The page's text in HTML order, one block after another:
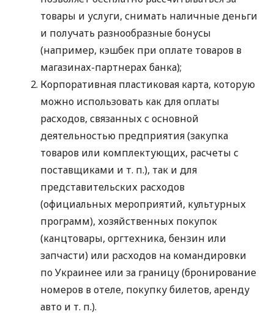
товары и услуги, снимать наличные деньги
и получать разнообразные бонусы
(например, кэшбек при оплате товаров в
магазинах-партнерах банка);
Корпоративная пластиковая карта, которую
можно использовать как для оплаты
расходов, связанных с основной
деятельностью предприятия (закупка
товаров или комплектующих, расчеты с
поставщиками и т. п.), так и для
представительских расходов
(официальных мероприятий, культурных
программ), хозяйственных покупок
(канцтовары, оргтехника, бензин или
запчасти) или расходов на командировки
по Украинее или за границу (бронирование
номеров в отеле, покупку билетов, аренду
авто и т. п.).